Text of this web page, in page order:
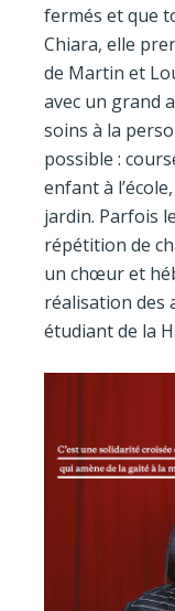
fermés et que
Chiara, elle
de Martin et
avec un grand
soins à la
possible :
enfant à
jardin. Parfois
répétition de
un chœur et
réalisation des
étudiant de la